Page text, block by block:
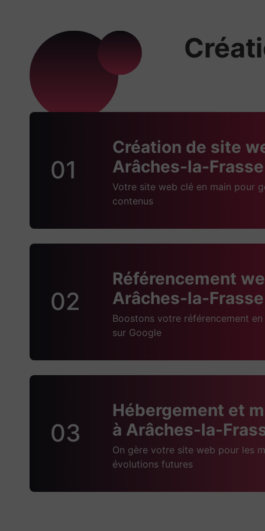
01
Création de site
Arâches-la-Frasse
Votre site web clé en main pour
contenus
02
Référencement
Arâches-la-Frasse
Boostons votre référencement
sur Google
03
Hébergement et
à Arâches-la-
On gère votre site web pour les
évolutions futures